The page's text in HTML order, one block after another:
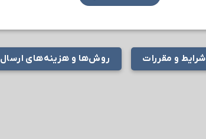
شرایط و مقررات روش‌ها و هزینه‌های ارسال